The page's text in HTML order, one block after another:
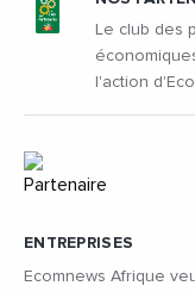
ENTREPRISES
Ecomnews Afrique
Le club des
l'action